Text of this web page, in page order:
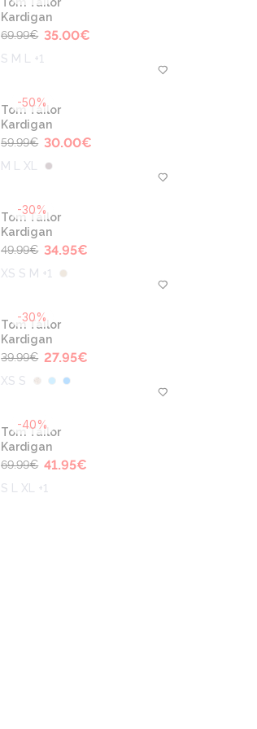
Kardigan
69.99€ 35.00€
S M L +1
-50%
Tom Tailor
Kardigan
59.99€ 30.00€
M L XL
-30%
Tom Tailor
Kardigan
49.99€ 34.95€
XS S M +1
-30%
Tom Tailor
Kardigan
39.99€ 27.95€
XS S
-40%
Tom Tailor
Kardigan
69.99€ 41.95€
S L XL +1